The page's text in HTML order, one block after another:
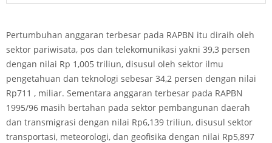
Pertumbuhan anggaran terbesar pada RAPBN itu diraih oleh
sektor pariwisata, pos dan telekomunikasi yakni 39,3 persen
dengan nilai Rp 1,005 triliun, disusul oleh sektor ilmu
pengetahuan dan teknologi sebesar 34,2 persen dengan nilai
Rp711 , miliar. Sementara anggaran terbesar pada RAPBN
1995/96 masih bertahan pada sektor pembangunan daerah
dan transmigrasi dengan nilai Rp6,139 triliun, disusul sektor
transportasi, meteorologi, dan geofisika dengan nilai Rp5,897